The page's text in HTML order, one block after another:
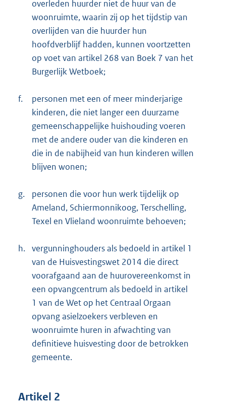
overleden huurder niet de huur van de
woonruimte, waarin zij op het tijdstip van
overlijden van die huurder hun
hoofdverblijf hadden, kunnen voortzetten
op voet van artikel 268 van Boek 7 van het
Burgerlijk Wetboek;
f.
personen met een of meer minderjarige
kinderen, die niet langer een duurzame
gemeenschappelijke huishouding voeren
met de andere ouder van die kinderen en
die in de nabijheid van hun kinderen willen
blijven wonen;
g.
personen die voor hun werk tijdelijk op
Ameland, Schiermonnikoog, Terschelling,
Texel en Vlieland woonruimte behoeven;
h. vergunninghouders als bedoeld in artikel 1
van de Huisvestingswet 2014 die direct
voorafgaand aan de huurovereenkomst in
een opvangcentrum als bedoeld in artikel
1 van de Wet op het Centraal Orgaan
opvang asielzoekers verbleven en
woonruimte huren in afwachting van
definitieve huisvesting door de betrokken
gemeente.
Artikel 2